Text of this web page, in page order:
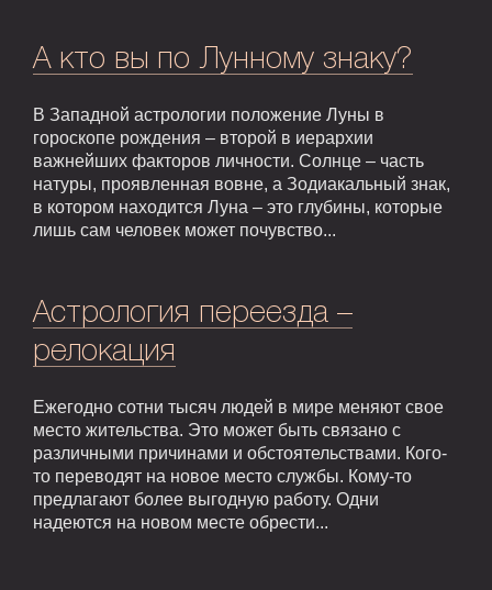
А кто вы по Лунному знаку?
В Западной астрологии положение Луны в
гороскопе рождения – второй в иерархии
важнейших факторов личности. Солнце – часть
натуры, проявленная вовне, а Зодиакальный знак,
в котором находится Луна – это глубины, которые
лишь сам человек может почувство...
Астрология переезда –
релокация
Ежегодно сотни тысяч людей в мире меняют свое
место жительства. Это может быть связано с
различными причинами и обстоятельствами. Кого-
то переводят на новое место службы. Кому-то
предлагают более выгодную работу. Одни
надеются на новом месте обрести...